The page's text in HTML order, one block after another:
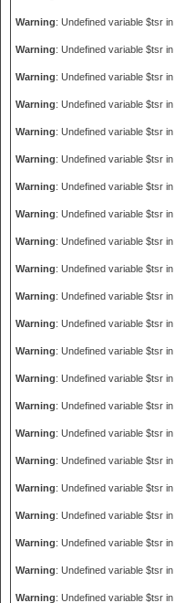
Warning: Undefined variable $tsr in
Warning: Undefined variable $tsr in
Warning: Undefined variable $tsr in
Warning: Undefined variable $tsr in
Warning: Undefined variable $tsr in
Warning: Undefined variable $tsr in
Warning: Undefined variable $tsr in
Warning: Undefined variable $tsr in
Warning: Undefined variable $tsr in
Warning: Undefined variable $tsr in
Warning: Undefined variable $tsr in
Warning: Undefined variable $tsr in
Warning: Undefined variable $tsr in
Warning: Undefined variable $tsr in
Warning: Undefined variable $tsr in
Warning: Undefined variable $tsr in
Warning: Undefined variable $tsr in
Warning: Undefined variable $tsr in
Warning: Undefined variable $tsr in
Warning: Undefined variable $tsr in
Warning: Undefined variable $tsr in
Warning: Undefined variable $tsr in